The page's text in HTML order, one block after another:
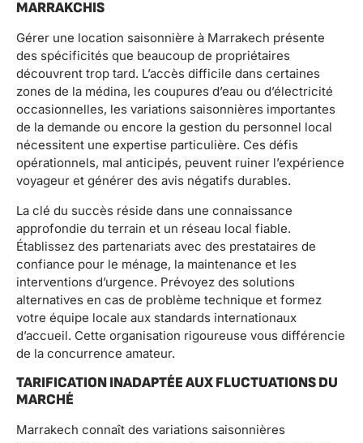
MARRAKCHIS
Gérer une location saisonnière à Marrakech présente
des spécificités que beaucoup de propriétaires
découvrent trop tard. L’accès difficile dans certaines
zones de la médina, les coupures d’eau ou d’électricité
occasionnelles, les variations saisonnières importantes
de la demande ou encore la gestion du personnel local
nécessitent une expertise particulière. Ces défis
opérationnels, mal anticipés, peuvent ruiner l’expérience
voyageur et générer des avis négatifs durables.
La clé du succès réside dans une connaissance
approfondie du terrain et un réseau local fiable.
Établissez des partenariats avec des prestataires de
confiance pour le ménage, la maintenance et les
interventions d’urgence. Prévoyez des solutions
alternatives en cas de problème technique et formez
votre équipe locale aux standards internationaux
d’accueil. Cette organisation rigoureuse vous différencie
de la concurrence amateur.
TARIFICATION INADAPTÉE AUX FLUCTUATIONS DU
MARCHÉ
Marrakech connaît des variations saisonnières